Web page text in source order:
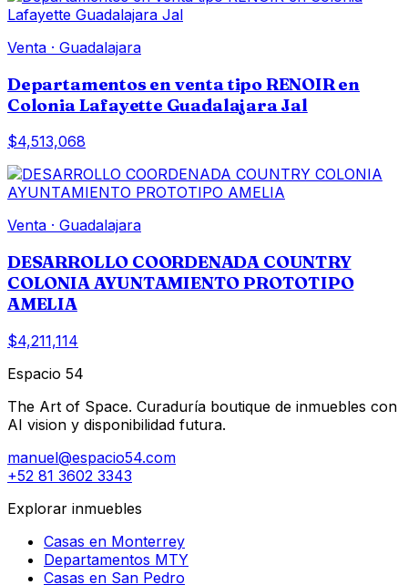
Venta · Guadalajara
Departamentos en venta tipo RENOIR en
Colonia Lafayette Guadalajara Jal
$4,513,068
Venta · Guadalajara
DESARROLLO COORDENADA COUNTRY
COLONIA AYUNTAMIENTO PROTOTIPO
AMELIA
$4,211,114
Espacio 54
The Art of Space. Curaduría boutique de inmuebles con
AI vision y disponibilidad futura.
manuel@espacio54.com
+52 81 3602 3343
Explorar inmuebles
Casas en Monterrey
Departamentos MTY
Casas en San Pedro